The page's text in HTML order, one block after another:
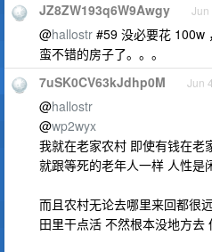
JZ8ZW193q6W9Awgy Jun
@hallostr #59 没必要花 100w
蛮不错的房子了。。。
7uSK0CV63kJdhp0M Jun
@hallostr
@wp2wyx
我就在老家农村 即使有钱在老
就跟等死的老年人一样 人性是
而且农村无论去哪里来回都很
田里干点活 不然根本没地方去